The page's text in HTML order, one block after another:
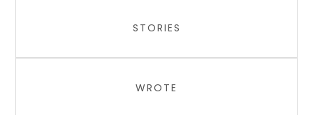
STORIES
WROTE